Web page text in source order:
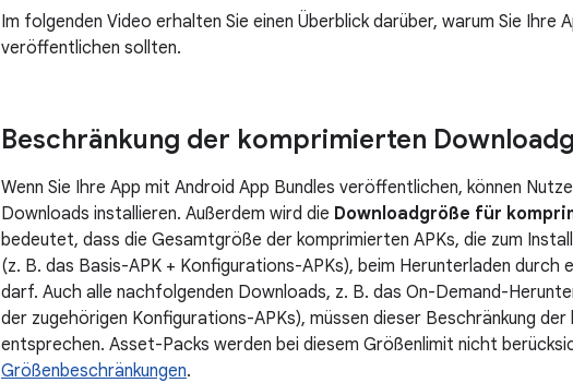
Im folgenden Video erhalten Sie einen Überblick darüber, warum Sie Ihre
veröffentlichen sollten.
Beschränkung der komprimierten
Wenn Sie Ihre App mit Android App Bundles veröffentlichen, können
Downloads installieren. Außerdem wird die Downloadgröße für
bedeutet, dass die Gesamtgröße der komprimierten APKs, die zum
(z. B. das Basis-APK + Konfigurations-APKs), beim Herunterladen durch
darf. Auch alle nachfolgenden Downloads, z. B. das On-Demand-
der zugehörigen Konfigurations-APKs), müssen dieser Beschränkung
entsprechen. Asset-Packs werden bei diesem Größenlimit nicht
Größenbeschränkungen.